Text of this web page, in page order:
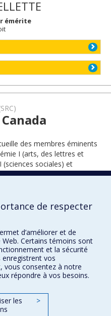
émérite
des membres éminents
I (arts, des lettres et
(sciences sociales) et
de respecter
d’améliorer et de
Certains témoins sont
et la sécurité
enregistrent vos
vous consentez à notre
répondre à vos besoins.
les
>